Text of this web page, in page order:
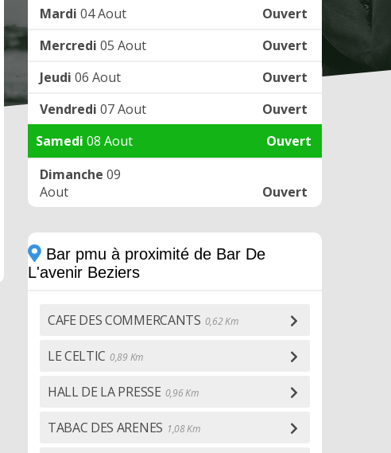
Mardi 04 Aout
Ouvert
Mercredi 05 Aout
Ouvert
Jeudi 06 Aout
Ouvert
Vendredi 07 Aout
Ouvert
Samedi 08 Aout
Ouvert
Dimanche 09
Aout
Ouvert
Bar pmu à proximité de Bar De
L'avenir Beziers
CAFE DES COMMERCANTS 0,62 Km
LE CELTIC 0,89 Km
HALL DE LA PRESSE 0,96 Km
TABAC DES ARENES 1,08 Km